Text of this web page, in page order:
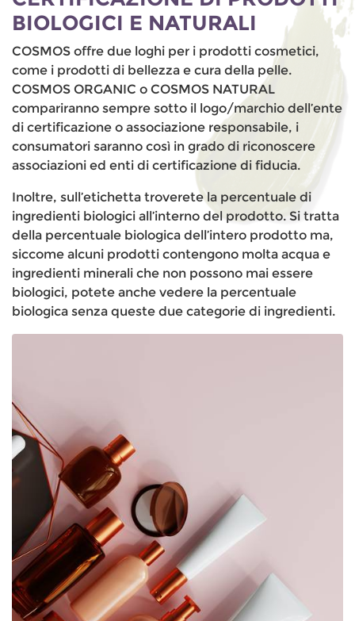
BIOLOGICI E NATURALI
COSMOS offre due loghi per i prodotti cosmetici,
come i prodotti di bellezza e cura della pelle.
COSMOS ORGANIC o COSMOS NATURAL
compariranno sempre sotto il logo/marchio dell’ente
di certificazione o associazione responsabile, i
consumatori saranno così in grado di riconoscere
associazioni ed enti di certificazione di fiducia.
Inoltre, sull’etichetta troverete la percentuale di
ingredienti biologici all’interno del prodotto. Si tratta
della percentuale biologica dell’intero prodotto ma,
siccome alcuni prodotti contengono molta acqua e
ingredienti minerali che non possono mai essere
biologici, potete anche vedere la percentuale
biologica senza queste due categorie di ingredienti.